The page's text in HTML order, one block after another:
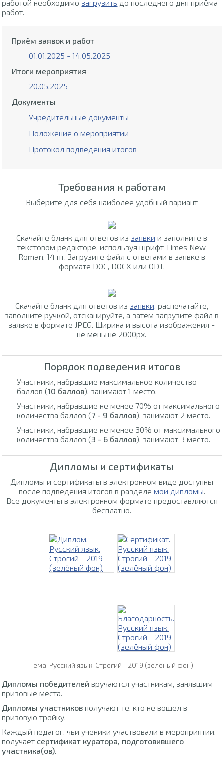
работой необходимо загрузить до последнего дня приёма
работ.
Приём заявок и работ
01.01.2025 - 14.05.2025
Итоги мероприятия
20.05.2025
Документы
Учредительные документы
Положение о мероприятии
Протокол подведения итогов
Требования к работам
Выберите для себя наиболее удобный вариант
Скачайте бланк для ответов из заявки и заполните в
текстовом редакторе, используя шрифт Times New
Roman, 14 пт. Загрузите файл с ответами в заявке в
формате DOC, DOCX или ODT.
Скачайте бланк для ответов из заявки, распечатайте,
заполните ручкой, отсканируйте, а затем загрузите файл в
заявке в формате JPEG. Ширина и высота изображения -
не меньше 2000px.
Порядок подведения итогов
Участники, набравшие максимальное количество
баллов (10 баллов), занимают 1 место.
Участники, набравшие не менее 70% от максимального
количества баллов (7 - 9 баллов), занимают 2 место.
Участники, набравшие не менее 30% от максимального
количества баллов (3 - 6 баллов), занимают 3 место.
Дипломы и сертификаты
Дипломы и сертификаты в электронном виде доступны
после подведения итогов в разделе мои дипломы.
Все документы в электронном формате предоставляются
бесплатно.
Тема: Русский язык. Строгий - 2019 (зелёный фон)
Дипломы победителей вручаются участникам, занявшим
призовые места.
Дипломы участников получают те, кто не вошел в
призовую тройку.
Каждый педагог, чьи ученики участвовали в мероприятии,
получает сертификат куратора, подготовившего
участника(ов).